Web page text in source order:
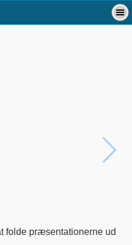
folde præsentationerne ud